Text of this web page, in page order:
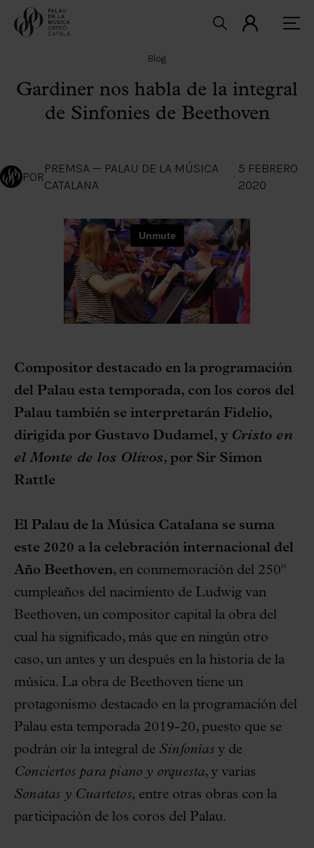
Blog
Gardiner nos habla de la integral
de Sinfonies de Beethoven
POR
PREMSA — PALAU DE LA MÚSICA
CATALANA
·
5 FEBRERO
2020
Compositor destacado en la programación
del Palau esta temporada, con los coros del
Palau también se interpretarán Fidelio,
dirigida por Gustavo Dudamel, y Cristo en
el Monte de los Olivos, por Sir Simon
Rattle
El Palau de la Música Catalana se suma
este 2020 a la celebración internacional del
Año Beethoven, en conmemoración del 250º
cumpleaños del nacimiento de Ludwig van
Beethoven, un compositor capital la obra del
cual ha significado, más que en ningún otro
caso, un antes y un después en la historia de la
música. La obra de Beethoven tiene un
protagonismo destacado en la programación del
Palau esta temporada 2019-20, puesto que se
podrán oír la integral de Sinfoníasy de
Conciertos para piano y orquesta, y varias
Sonatas y Cuartetos, entre otras obras con la
participación de los coros del Palau.